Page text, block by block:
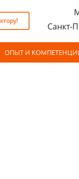
Санкт-
ОПЫТ И